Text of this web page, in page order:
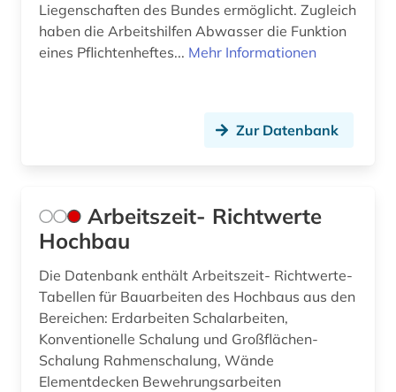
dekorative kunst (1)
denkmal (4)
designerin (1)
deutsch (6)
deutsche bahn ag (1)
deutschland (21)
Liegenschaften des Bundes ermöglicht. Zugleich
haben die Arbeitshilfen Abwasser die Funktion
eines Pflichtenheftes... Mehr Informationen
Zur Datenbank
Arbeitszeit- Richtwerte
Hochbau
Die Datenbank enthält Arbeitszeit- Richtwerte-
Tabellen für Bauarbeiten des Hochbaus aus den
Bereichen: Erdarbeiten Schalarbeiten,
Konventionelle Schalung und Großflächen-
Schalung Rahmenschalung, Wände
Elementdecken Bewehrungsarbeiten